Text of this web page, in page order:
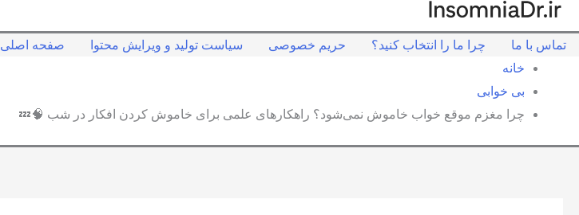
تماس با ما چرا ما را انتخاب کنید؟ حریم خصوصی سیاست تولید و ویرایش محتوا صفحه اصلی
خانه
بی خوابی
چرا مغزم موقع خواب خاموش نمی‌شود؟ راهکارهای علمی برای خاموش کردن افکار در شب 🧠💤